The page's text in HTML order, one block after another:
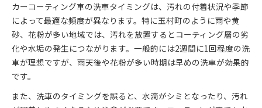
カーコーティング車の洗車タイミングは、汚れの付着状況や季節
によって最適な頻度が異なります。特に玉村町のように雨や黄
砂、花粉が多い地域では、汚れを放置するとコーティング層の劣
化や水垢の発生につながります。一般的には2週間に1回程度の洗
車が理想ですが、雨天後や花粉が多い時期は早めの洗車が効果的
です。
また、洗車のタイミングを誤ると、水滴がシミとなったり、汚れ